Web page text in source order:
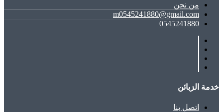
ﻣﻦ ﻧﺤﻦ
m0545241880@gmail.com
0545241880
خدمة الزبائن
اتصل بنا